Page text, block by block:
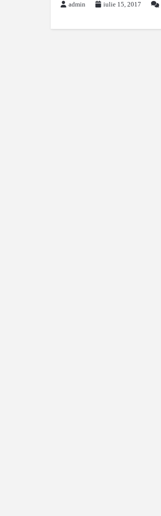
admin iulie 15, 2017